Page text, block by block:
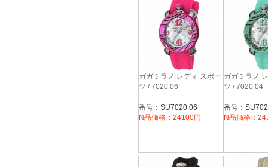
ガガミラノ レディ スポー
ツ / 7020.06
番号：SU7020.06
N品価格：24100円
ガガミラノ
ツ / 7020.04
番号：
N品価格：